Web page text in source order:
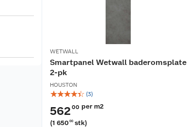
WETWALL
Smartpanel Wetwall baderomsplate
2-pk
HOUSTON
☆☆☆☆☆ (3)
562 00 per m2
(1 65000 stk)